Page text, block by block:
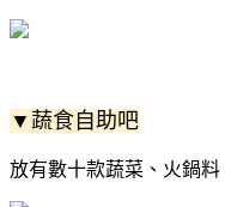
▼蔬食自助吧
放有數十款蔬菜、火鍋料